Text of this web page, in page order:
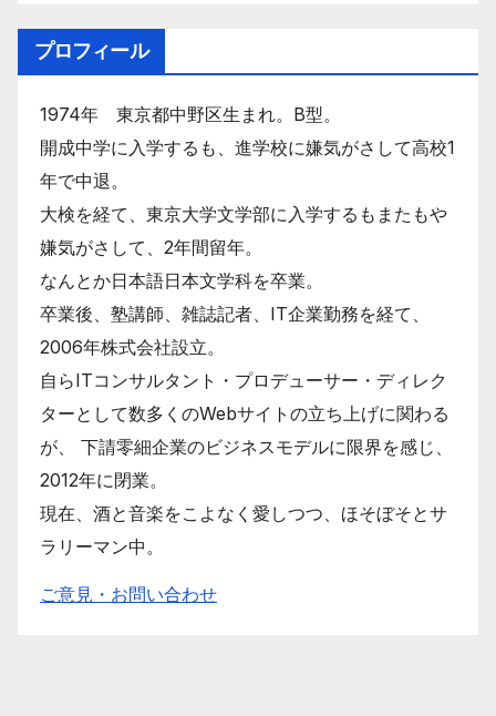
プロフィール
1974年 東京都中野区生まれ。B型。
開成中学に入学するも、進学校に嫌気がさして高校1
年で中退。
大検を経て、東京大学文学部に入学するもまたもや
嫌気がさして、2年間留年。
なんとか日本語日本文学科を卒業。
卒業後、塾講師、雑誌記者、IT企業勤務を経て、
2006年株式会社設立。
自らITコンサルタント・プロデューサー・ディレク
ターとして数多くのWebサイトの立ち上げに関わる
が、 下請零細企業のビジネスモデルに限界を感じ、
2012年に閉業。
現在、酒と音楽をこよなく愛しつつ、ほそぼそとサ
ラリーマン中。
ご意見・お問い合わせ